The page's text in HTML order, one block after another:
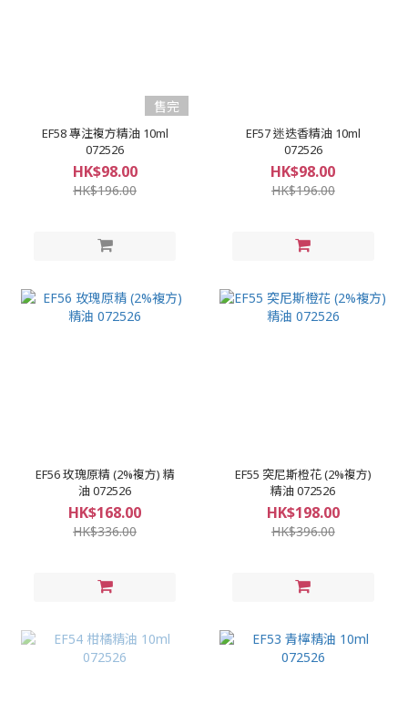
售完
EF58 專注複方精油 10ml
072526
HK$98.00
HK$196.00
EF57 迷迭香精油 10ml
072526
HK$98.00
HK$196.00
EF56 玫瑰原精 (2%複方) 精
油 072526
HK$168.00
HK$336.00
EF55 突尼斯橙花 (2%複方)
精油 072526
HK$198.00
HK$396.00